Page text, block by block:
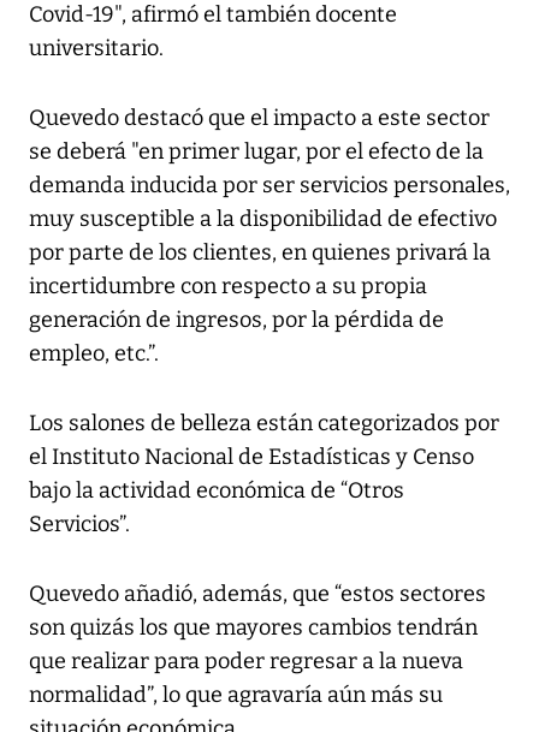
Covid-19", afirmó el también docente
universitario.
Quevedo destacó que el impacto a este sector
se deberá "en primer lugar, por el efecto de la
demanda inducida por ser servicios personales,
muy susceptible a la disponibilidad de efectivo
por parte de los clientes, en quienes privará la
incertidumbre con respecto a su propia
generación de ingresos, por la pérdida de
empleo, etc.”.
Los salones de belleza están categorizados por
el Instituto Nacional de Estadísticas y Censo
bajo la actividad económica de “Otros
Servicios”.
Quevedo añadió, además, que “estos sectores
son quizás los que mayores cambios tendrán
que realizar para poder regresar a la nueva
normalidad”, lo que agravaría aún más su